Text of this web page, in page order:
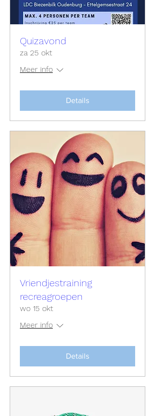
Quizavond
za 25 okt
Meer info
Details
Vriendjestraining
recreagroepen
wo 15 okt
Meer info
Details